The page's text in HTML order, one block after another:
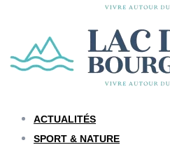
ACTUALITÉS
SPORT & NATURE